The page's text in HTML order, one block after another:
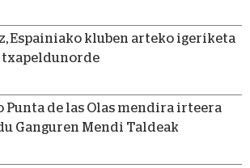
Espainiako kluben arteko igeriketa
de las Olas mendira irteera
Ganguren Mendi Taldeak